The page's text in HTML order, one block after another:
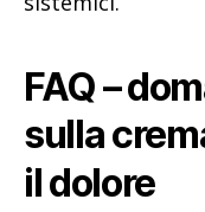
FAQ –
sulla
il dolore